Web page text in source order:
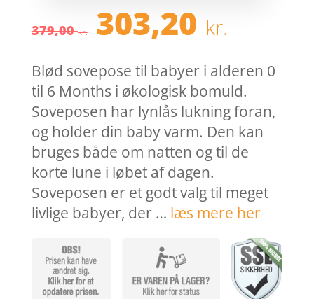
379,00kr. Den
oprindelige
pris
var:
379,00 kr..
303,20 kr.
pris
er:
Blød sovepose til babyer i alderen 0
til 6 Months i økologisk bomuld.
Soveposen har lynlås lukning foran,
og holder din baby varm. Den kan
bruges både om natten og til de
korte lune i løbet af dagen.
Soveposen er et godt valg til meget
livlige babyer, der … læs mere her